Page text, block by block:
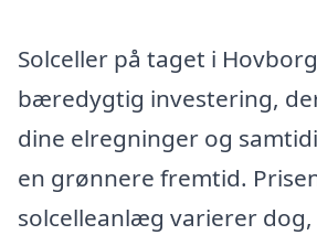
Solceller på taget i
bæredygtig investering,
dine elregninger og
en grønnere fremtid.
solcelleanlæg varierer